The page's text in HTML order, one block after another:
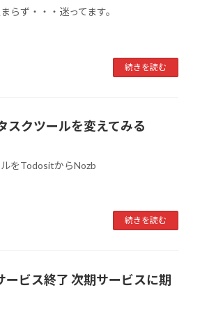
ず・・・迷ってます。
続きを読む
クツールを変えてみる
をTodositからNozb
続きを読む
ビス終了 次期サービスに期